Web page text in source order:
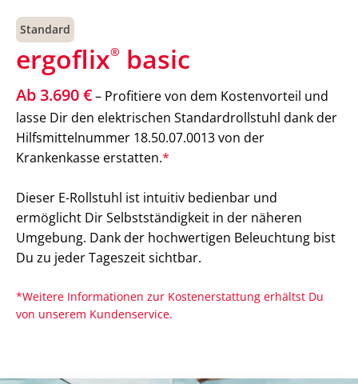
Standard
ergoflix® basic
Ab 3.690 €– Profitiere von dem Kostenvorteil und
lasse Dir den elektrischen Standardrollstuhl dank der
Hilfsmittelnummer 18.50.07.0013 von der
Krankenkasse erstatten.*
Dieser E-Rollstuhl ist intuitiv bedienbar und
ermöglicht Dir Selbstständigkeit in der näheren
Umgebung. Dank der hochwertigen Beleuchtung bist
Du zu jeder Tageszeit sichtbar.
*Weitere Informationen zur Kostenerstattung erhältst Du
von unserem Kundenservice.